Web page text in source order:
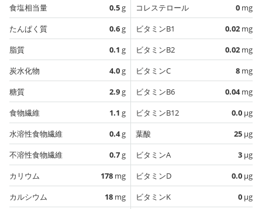
食塩相当量
0.5g
たんぱく質
0.6g
脂質
0.1 g
炭水化物
4.0g
糖質
2.9g
食物繊維
1.1 g
水溶性食物繊維
0.4g
不溶性食物繊維
0.7g
カリウム
178 mg
カルシウム
18 mg
コレステロール
0 mg
ビタミンB1
0.02 mg
ビタミンB2
0.02 mg
ビタミンC
8 mg
ビタミンB6
0.04mg
ビタミンB12
0.0 µg
葉酸
25 µg
ビタミンA
3 µg
ビタミンD
0.0 µg
ビタミンK
0 µg